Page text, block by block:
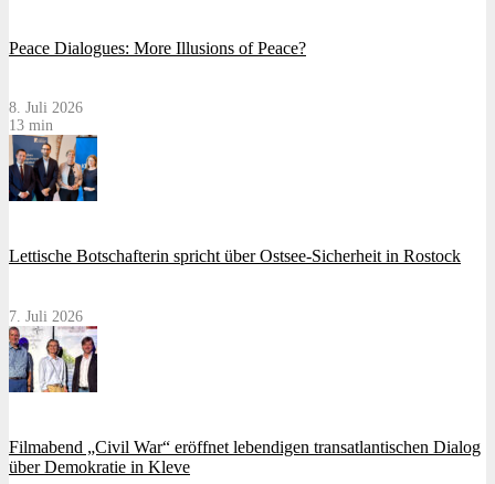
Peace Dialogues: More Illusions of Peace?
8. Juli 2026
13 min
Lettische Botschafterin spricht über Ostsee-Sicherheit in Rostock
7. Juli 2026
Filmabend „Civil War“ eröffnet lebendigen transatlantischen Dialog
über Demokratie in Kleve